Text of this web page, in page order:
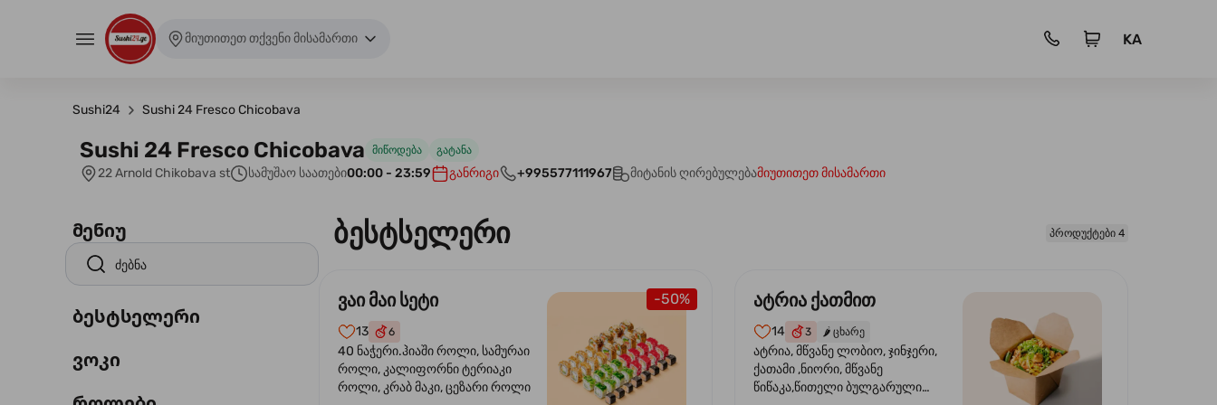
მიუთითეთ თქვენი მისამართი KA
Sushi24 Sushi 24 Fresco Chicobava
Sushi 24 Fresco Chicobava მიწოდება გატანა
22 Arnold Chikobava st სამუშაო საათები00:00 - 23:59 განრიგი +995577111967 მიტანის ღირებულებამიუთითეთ მისამართი
მენიუ
ბესტსელერი
ვოკი
ბესტსელერი პროდუქტები 4
-50%
ვაი მაი სეტი
13 6
40 ნაჭერი.ჰიაში როლი, სამურაი
როლი, კალიფორნი ტერიაკი
როლი, კრაბ მაკი, ცეზარი როლი
ატრია ქათმით
14 3 🌶️ ცხარე
ატრია, მწვანე ლობიო, ჯინჯერი,
ქათამი ,ნიორი, მწვანე
წიწაკა,წითელი ბულგარული